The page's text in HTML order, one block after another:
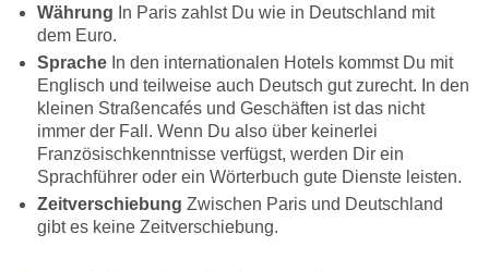
Währung In Paris zahlst Du wie in Deutschland mit
dem Euro.
Sprache In den internationalen Hotels kommst Du mit
Englisch und teilweise auch Deutsch gut zurecht. In den
kleinen Straßencafés und Geschäften ist das nicht
immer der Fall. Wenn Du also über keinerlei
Französischkenntnisse verfügst, werden Dir ein
Sprachführer oder ein Wörterbuch gute Dienste leisten.
Zeitverschiebung Zwischen Paris und Deutschland
gibt es keine Zeitverschiebung.